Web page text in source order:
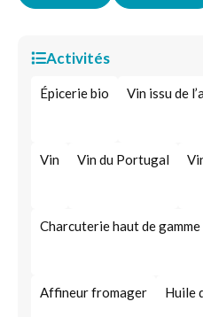
Activités
Épicerie bio Vin issu de
Vin Vin du Portugal
Charcuterie haut de gamme
Affineur fromager Huile